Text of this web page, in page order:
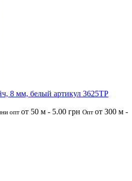
8 мм, белый артикул 3625ТР
опт от 50 м - 5.00 грн Опт от 300 м -